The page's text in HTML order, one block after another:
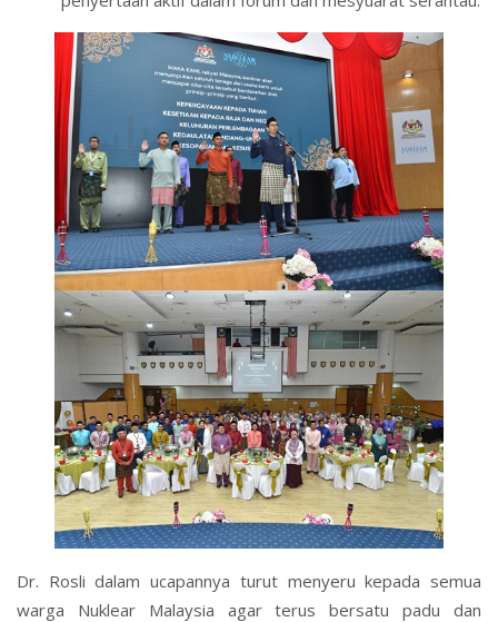
Dr. Rosli dalam ucapannya turut menyeru kepada semua
warga Nuklear Malaysia agar terus bersatu padu dan